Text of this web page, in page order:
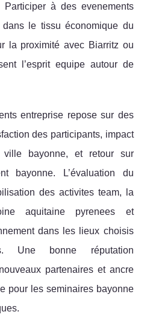
Participer à des evenements
dans le tissu économique du
la proximité avec Biarritz ou
l’esprit equipe autour de
entreprise repose sur des
des participants, impact
bayonne, et retour sur
bayonne. L’évaluation du
des activites team, la
aquitaine pyrenees et
dans les lieux choisis
Une bonne réputation
partenaires et ancre
pour les seminaires bayonne